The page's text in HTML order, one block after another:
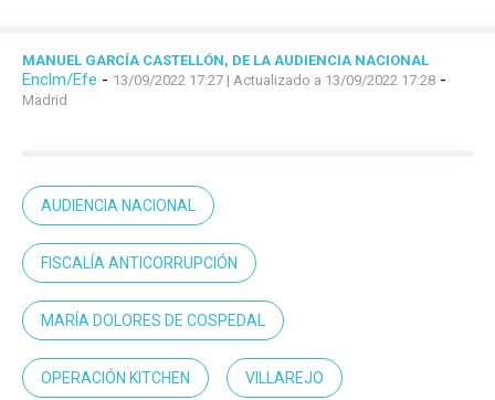
MANUEL GARCÍA CASTELLÓN, DE LA AUDIENCIA NACIONAL
Enclm/Efe - 13/09/2022 17:27 | Actualizado a 13/09/2022 17:28 -
Madrid
AUDIENCIA NACIONAL
FISCALÍA ANTICORRUPCIÓN
MARÍA DOLORES DE COSPEDAL
OPERACIÓN KITCHEN VILLAREJO